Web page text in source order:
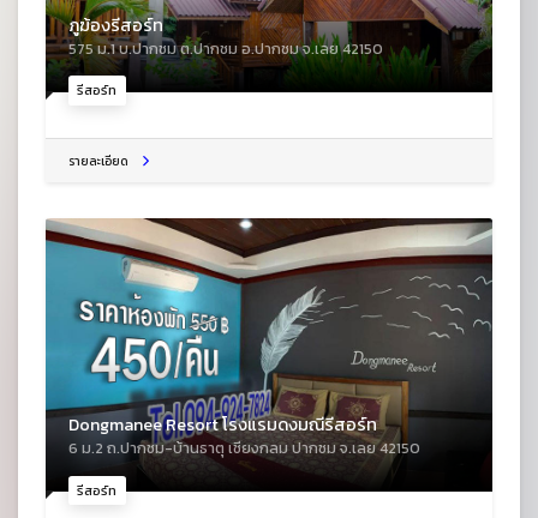
รีสอร์ท
ภูฆ้องรีสอร์ท
575 ม.1 บ.ปากชม ต.ปากชม อ.ปากชม จ.เลย 42150
รายละเอียด
รีสอร์ท
Dongmanee Resort โรงแรมดงมณีรีสอร์ท
6 ม.2 ถ.ปากชม-บ้านธาตุ เชียงกลม ปากชม จ.เลย 42150